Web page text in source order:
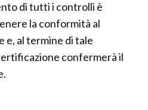
di tutti i controlli è
la conformità al
e, al termine di tale
confermerà il